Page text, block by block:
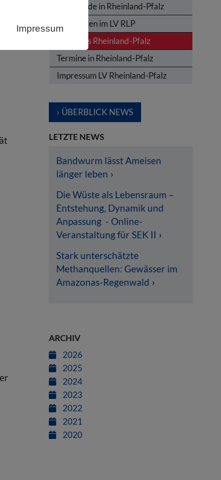
Impressum
Olympiade in Rheinland-Pfalz
Aktivitäten im LV RLP
News aus Rheinland-Pfalz
Termine in Rheinland-Pfalz
Impressum LV Rheinland-Pfalz
ÜBERBLICK NEWS
LETZTE NEWS
Bandwurm lässt Ameisen
länger leben
Die Wüste als Lebensraum –
Entstehung, Dynamik und
Anpassung - Online-
Veranstaltung für SEK II
Stark unterschätzte
Methanquellen: Gewässer im
Amazonas-Regenwald
ARCHIV
2026
2025
2024
2023
2022
2021
2020